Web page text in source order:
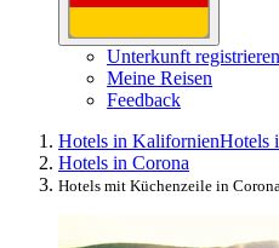
Unterkunft registrieren
Meine Reisen
Feedback
Hotels in KalifornienHotels
Hotels in Corona
Hotels mit Küchenzeile in Corona